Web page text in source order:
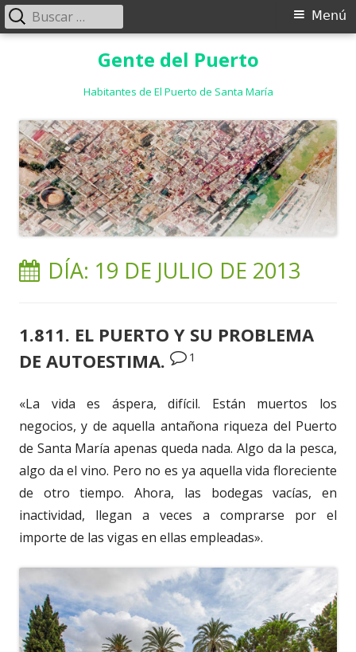
Gente del Puerto
Habitantes de El Puerto de Santa María
Menú
Menú
Buscar:
DÍA: 19 DE JULIO DE 2013
1.811. EL PUERTO Y SU PROBLEMA
DE AUTOESTIMA.
1
«La vida es áspera, difícil. Están muertos los
negocios, y de aquella antañona riqueza del Puerto
de Santa María apenas queda nada. Algo da la pesca,
algo da el vino. Pero no es ya aquella vida floreciente
de otro tiempo. Ahora, las bodegas vacías, en
inactividad, llegan a veces a comprarse por el
importe de las vigas en ellas empleadas».